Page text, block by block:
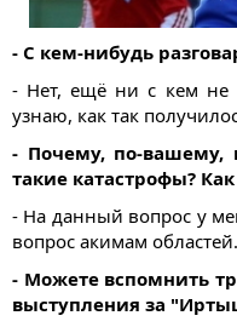
- С кем-нибудь
- Нет, ещё ни с кем не
узнаю, как так
- Почему, по-вашему,
такие катастрофы?
- На данный вопрос у
вопрос акимам областей.
- Можете вспомнить
выступления за